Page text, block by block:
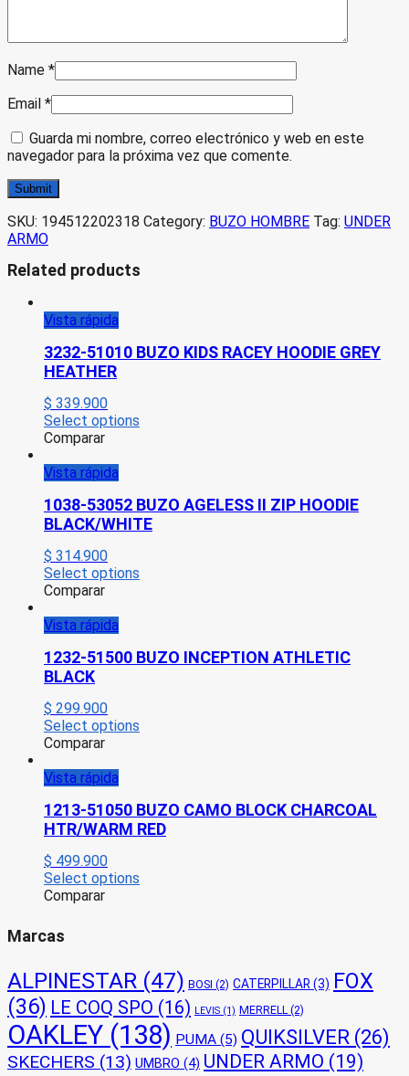
Name *
Email *
Guarda mi nombre, correo electrónico y web en este
navegador para la próxima vez que comente.
SKU: 194512202318 Category: BUZO HOMBRE Tag: UNDER
ARMO
Related products
Vista rápida
3232-51010 BUZO KIDS RACEY HOODIE GREY
HEATHER
$ 339.900
Select options
Comparar
Vista rápida
1038-53052 BUZO AGELESS II ZIP HOODIE
BLACK/WHITE
$ 314.900
Select options
Comparar
Vista rápida
1232-51500 BUZO INCEPTION ATHLETIC
BLACK
$ 299.900
Select options
Comparar
Vista rápida
1213-51050 BUZO CAMO BLOCK CHARCOAL
HTR/WARM RED
$ 499.900
Select options
Comparar
Marcas
ALPINESTAR (47) BOSI (2) CATERPILLAR (3) FOX
(36) LE COQ SPO (16) LEVIS (1) MERRELL (2)
OAKLEY (138) PUMA (5) QUIKSILVER (26)
SKECHERS (13) UMBRO (4) UNDER ARMO (19)